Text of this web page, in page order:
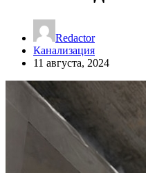
Redactor
Канализация
11 августа, 2024